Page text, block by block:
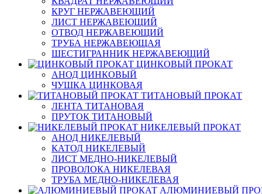
КРУГ НЕРЖАВЕЮЩИЙ
ЛИСТ НЕРЖАВЕЮЩИЙ
ОТВОД НЕРЖАВЕЮЩИЙ
ТРУБА НЕРЖАВЕЮЩАЯ
ШЕСТИГРАННИК НЕРЖАВЕЮЩИЙ
ЦИНКОВЫЙ ПРОКАТ
АНОД ЦИНКОВЫЙ
ЧУШКА ЦИНКОВАЯ
ТИТАНОВЫЙ ПРОКАТ
ЛЕНТА ТИТАНОВАЯ
ПРУТОК ТИТАНОВЫЙ
НИКЕЛЕВЫЙ ПРОКАТ
АНОД НИКЕЛЕВЫЙ
КАТОД НИКЕЛЕВЫЙ
ЛИСТ МЕДНО-НИКЕЛЕВЫЙ
ПРОВОЛОКА НИКЕЛЕВАЯ
ТРУБА МЕДНО-НИКЕЛЕВАЯ
АЛЮМИНИЕВЫЙ